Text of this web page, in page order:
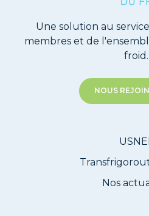
Une solution au
membres et de
froid.
NOUS
Nos